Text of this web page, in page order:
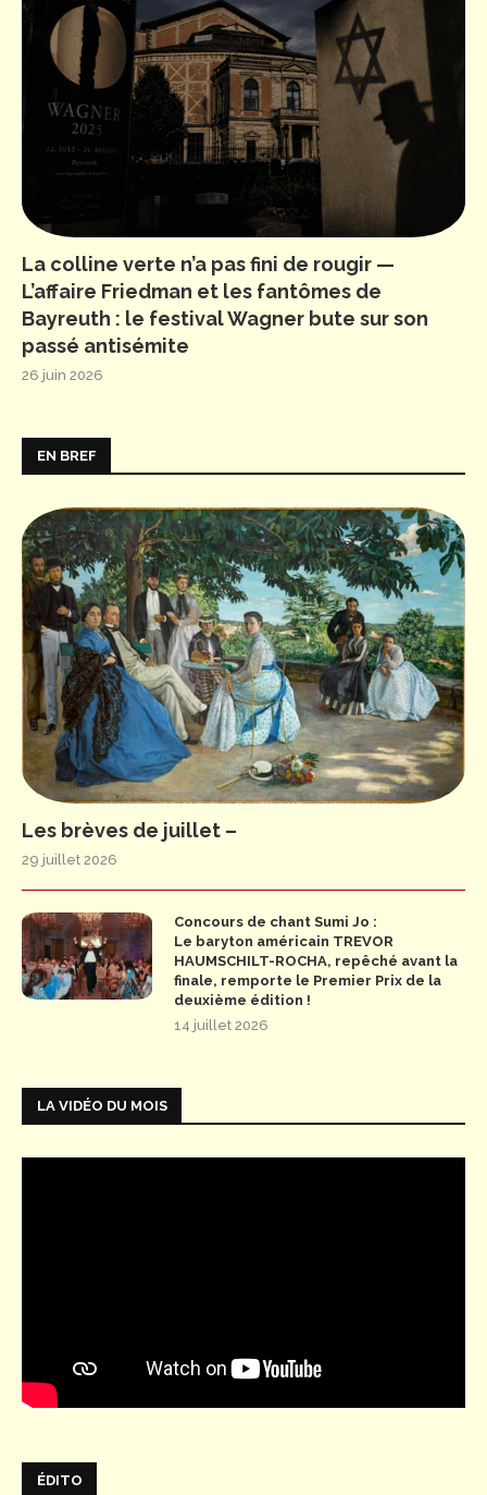
La colline verte n’a pas fini de rougir —
L’affaire Friedman et les fantômes de
Bayreuth : le festival Wagner bute sur son
passé antisémite
26 juin 2026
EN BREF
Les brèves de juillet –
29 juillet 2026
Concours de chant Sumi Jo :
Le baryton américain TREVOR
HAUMSCHILT-ROCHA, repêché avant la
finale, remporte le Premier Prix de la
deuxième édition !
14 juillet 2026
LA VIDÉO DU MOIS
ÉDITO